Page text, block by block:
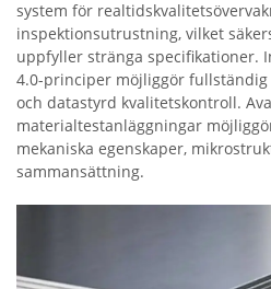
system för
inspektionsutrustning, vilket
uppfyller stränga specifikationer.
4.0-principer möjliggör
och datastyrd kvalitetskontroll.
materialtestanläggningar
mekaniska egenskaper,
sammansättning.